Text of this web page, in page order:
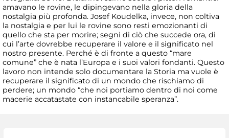
amavano le rovine, le dipingevano nella gloria della
nostalgia più profonda. Josef Koudelka, invece, non coltiva
la nostalgia e per lui le rovine sono resti emozionanti di
quello che sta per morire; segni di ciò che succede ora, di
cui l’arte dovrebbe recuperare il valore e il significato nel
nostro presente. Perché è di fronte a questo “mare
comune” che è nata l’Europa e i suoi valori fondanti. Questo
lavoro non intende solo documentare la Storia ma vuole è
recuperare il significato di un mondo che rischiamo di
perdere; un mondo “che noi portiamo dentro di noi come
macerie accatastate con instancabile speranza”.